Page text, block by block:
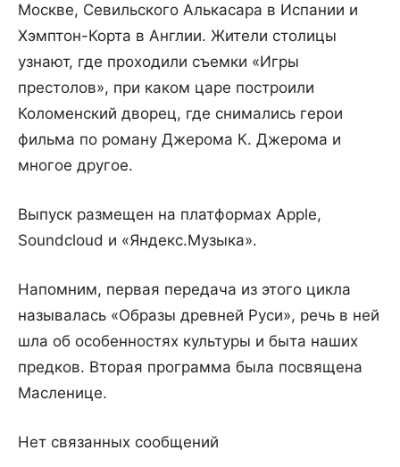
Москве, Севильского Алькасара в Испании и
Хэмптон-Корта в Англии. Жители столицы
узнают, где проходили съемки «Игры
престолов», при каком царе построили
Коломенский дворец, где снимались герои
фильма по роману Джерома К. Джерома и
многое другое.
Выпуск размещен на платформах Apple,
Soundcloud и «Яндекс.Музыка».
Напомним, первая передача из этого цикла
называлась «Образы древней Руси», речь в ней
шла об особенностях культуры и быта наших
предков. Вторая программа была посвящена
Масленице.
Нет связанных сообщений